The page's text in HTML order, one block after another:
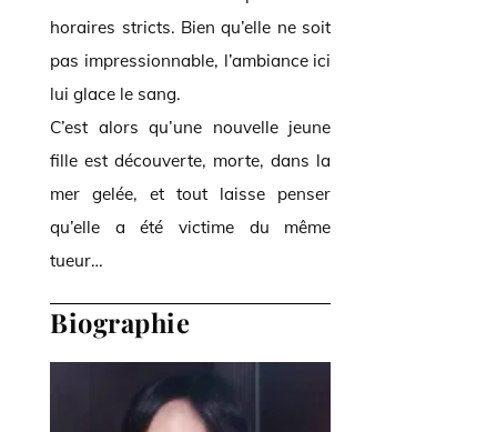
horaires stricts. Bien qu’elle ne soit
pas impressionnable, l’ambiance ici
lui glace le sang.
C’est alors qu’une nouvelle jeune
fille est découverte, morte, dans la
mer gelée, et tout laisse penser
qu’elle a été victime du même
tueur…
Biographie